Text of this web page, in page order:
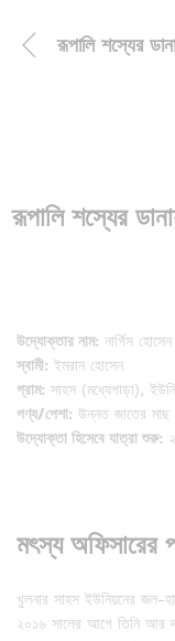
রূপালি শস্যের
উদ্যোক্তার নাম: নার্গিস হোসেন
স্বামী: ইমরান হোসেন
গ্রাম: সাহস (মধ্যেপাড়া),
পণ্য/পেশা: উন্নত জাতের মাছ
উদ্যোক্তা হিসেবে যাত্রা শুরু:
মৎস্য অফিসারের
খুলনার সাহস ইউনিয়নের জল-
২০১৬ সালের আগে তিনি আর